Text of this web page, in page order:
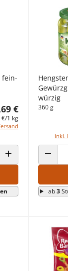
fein-
€
€/1 kg
ANZAHL ERHÖHEN
würzig
360 g
inkl.
ab3